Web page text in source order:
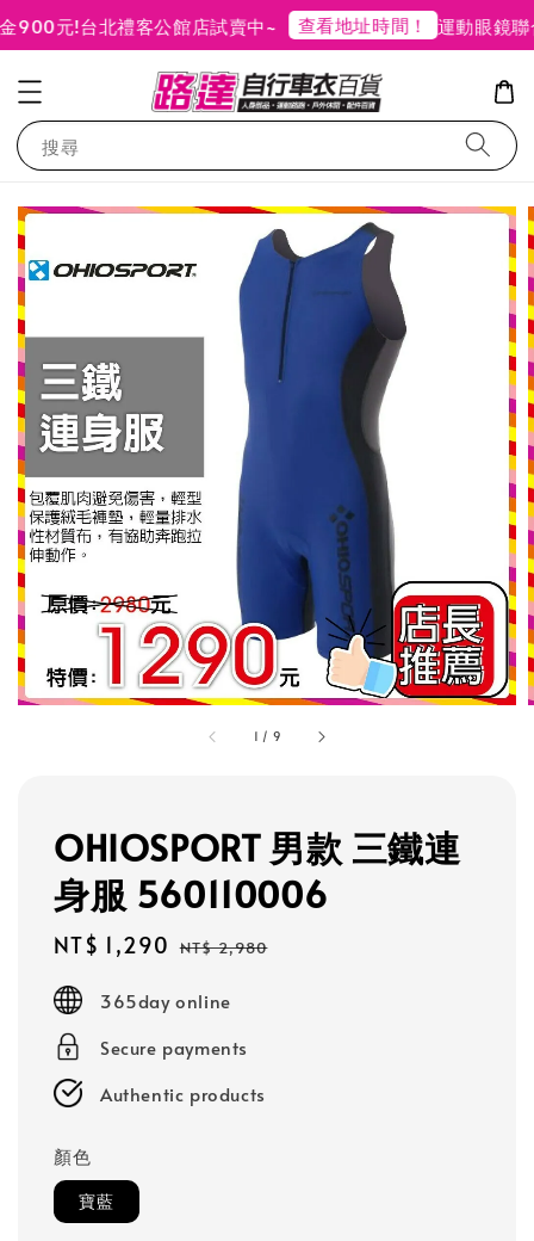
900元!台北禮客公館店試賣中~ 查看地址時間！ 運動眼鏡聯
搜尋
1 / 9
OHIOSPORT 男款 三鐵連
身服 560110006
Sale
NT$ 1,290 Regular
NT$ 2,980
365day online
Secure payments
Authentic products
顏色
寶藍